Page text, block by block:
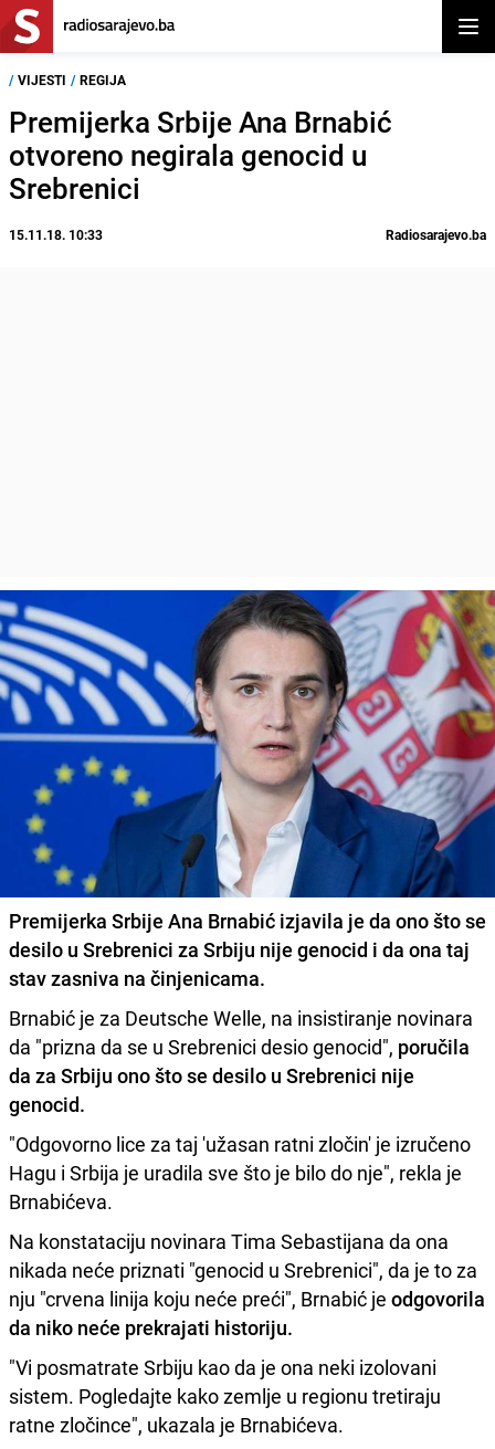
/ VIJESTI / REGIJA
Premijerka Srbije Ana Brnabić
otvoreno negirala genocid u
Srebrenici
15.11.18. 10:33 Radiosarajevo.ba
Premijerka Srbije Ana Brnabić izjavila je da ono što se
desilo u Srebrenici za Srbiju nije genocid i da ona taj
stav zasniva na činjenicama.
Brnabić je za Deutsche Welle, na insistiranje novinara
da "prizna da se u Srebrenici desio genocid", poručila
da za Srbiju ono što se desilo u Srebrenici nije
genocid.
"Odgovorno lice za taj 'užasan ratni zločin' je izručeno
Hagu i Srbija je uradila sve što je bilo do nje", rekla je
Brnabićeva.
Na konstataciju novinara Tima Sebastijana da ona
nikada neće priznati "genocid u Srebrenici", da je to za
nju "crvena linija koju neće preći", Brnabić je odgovorila
da niko neće prekrajati historiju.
"Vi posmatrate Srbiju kao da je ona neki izolovani
sistem. Pogledajte kako zemlje u regionu tretiraju
ratne zločince", ukazala je Brnabićeva.